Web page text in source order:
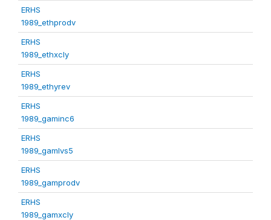
ERHS
1989_ethprodv
ERHS
1989_ethxcly
ERHS
1989_ethyrev
ERHS
1989_gaminc6
ERHS
1989_gamlvs5
ERHS
1989_gamprodv
ERHS
1989_gamxcly